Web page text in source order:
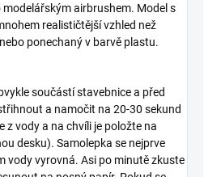
airbrushem. Model s
realističtější vzhled než
ponechaný v barvě plastu.
součástí stavebnice a před
a namočit na 20-30 sekund
z vody a na chvíli je položte na
desku). Samolepka se nejprve
vody vyrovná. Asi po minutě zkuste